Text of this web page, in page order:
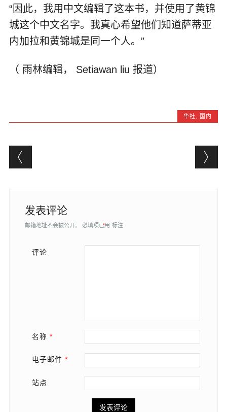
“因此，我用中文编辑了这本书，并使用了黄锦
城这个中文名字。我真心希望他们知道萨蒂亚
内加拉和黄锦城是同一个人。”
（ 雨林编辑， Setiawan liu 报道）
华社, 国内
Post navigation
发表评论
邮箱地址不会被公开。 必填项已用
* 标注
评论
名称 *
电子邮件 *
站点